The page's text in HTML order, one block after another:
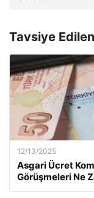
Tavsiye
12/13/2025
Asgari Ücret
Görüşmeleri Ne